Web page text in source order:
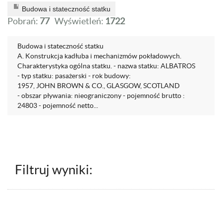
Budowa i stateczność statku
Pobrań: 77 Wyświetleń: 1722
Budowa i stateczność statku
A. Konstrukcja kadłuba i mechanizmów pokładowych.
Charakterystyka ogólna statku. - nazwa statku: ALBATROS
- typ statku: pasażerski - rok budowy:
1957, JOHN BROWN & CO., GLASGOW, SCOTLAND
- obszar pływania: nieograniczony - pojemność brutto :
24803 - pojemność netto...
Filtruj wyniki: